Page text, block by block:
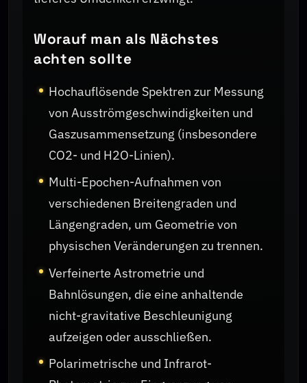
Worauf man als Nächstes
achten sollte
Hochauflösende Spektren zur Messung
von Ausströmgeschwindigkeiten und
Gaszusammensetzung (insbesondere
CO2- und H2O-Linien).
Multi-Epochen-Aufnahmen von
verschiedenen Breitengraden und
Längengraden, um Geometrie von
physischen Veränderungen zu trennen.
Verfeinerte Astrometrie und
Bahnlösungen, die eine anhaltende
nicht-gravitative Beschleunigung
aufzeigen oder ausschließen.
Polarimetrische und Infrarot-